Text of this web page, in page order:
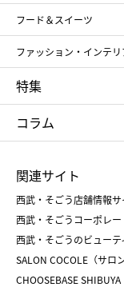
スポーツ・アウトドア
お中元
SHISEIDO
ポール&ジョー ボーテ
NARS
RMK
クリニーク
フード＆スイーツ
アンリ・シャルパンティ
ゴディバ
たねや
ねんりん家
ファッション・インテリ
ポロ ラルフ ローレン
タケオ キクチ
シュタイフ
特集
お中元
ひな人形
父の日
クリスマスケーキ
ホワイトデー
コラム
菓子折り
和菓子
人気のギフト
バレンタイン
おせち
関連サイト
西武・そごう店舗情報サ
西武・そごうコーポレー
西武・そごうのビュー
SALON COCOLE（サロ
CHOOSEBASE SHIBUYA